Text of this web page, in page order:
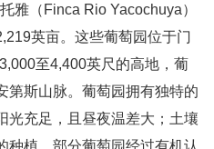
雅（Finca Rio Yacochuya）
英亩。这些葡萄园位于门
至4,400英尺的高地，葡
第斯山脉。葡萄园拥有独特的
光充足，且昼夜温差大；土壤
种植。部分葡萄园经过有机认